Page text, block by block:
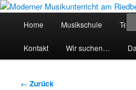
Zum
wechseln
Moderner
Home Musikschule Team
Kontakt Wir suchen…
Beitragsnavigation
← Zurück